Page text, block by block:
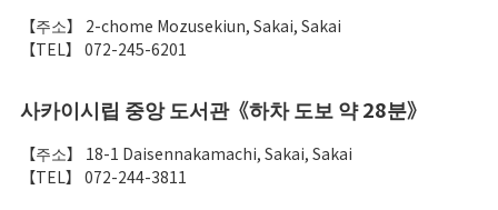
【주소】 2-chome Mozusekiun, Sakai, Sakai
【TEL】 072-245-6201
사카이시립 중앙 도서관《하차 도보 약 28분》
【주소】 18-1 Daisennakamachi, Sakai, Sakai
【TEL】 072-244-3811